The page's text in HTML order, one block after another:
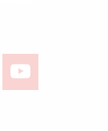
youtube